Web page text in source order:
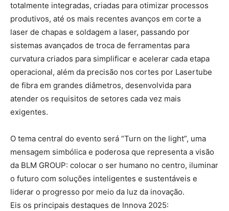
totalmente integradas, criadas para otimizar processos
produtivos, até os mais recentes avanços em corte a
laser de chapas e soldagem a laser, passando por
sistemas avançados de troca de ferramentas para
curvatura criados para simplificar e acelerar cada etapa
operacional, além da precisão nos cortes por Lasertube
de fibra em grandes diâmetros, desenvolvida para
atender os requisitos de setores cada vez mais
exigentes.
O tema central do evento será “Turn on the light”, uma
mensagem simbólica e poderosa que representa a visão
da BLM GROUP: colocar o ser humano no centro, iluminar
o futuro com soluções inteligentes e sustentáveis e
liderar o progresso por meio da luz da inovação.
Eis os principais destaques de Innova 2025: